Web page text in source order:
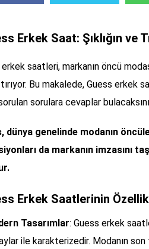
Erkek Saat: Şıklığın ve
saatleri, markanın öncü
Bu makalede, Guess erkek
sorulara cevaplar
dünya genelinde modanın
da markanın imzasını
Erkek Saatlerinin
Tasarımlar: Guess erkek
ile karakterizedir. Modanın